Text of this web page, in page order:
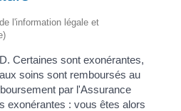
l'information légale et
Certaines sont exonérantes,
soins sont remboursés au
par l'Assurance
exonérantes : vous êtes alors